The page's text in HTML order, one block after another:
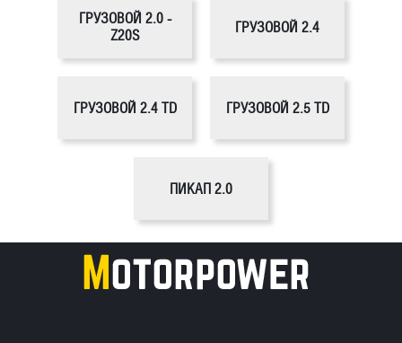
ГРУЗОВОЙ 2.0 -
Z20S
ГРУЗОВОЙ 2.4
ГРУЗОВОЙ 2.4 TD ГРУЗОВОЙ 2.5 TD
ПИКАП 2.0